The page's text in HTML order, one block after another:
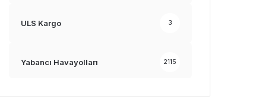
ULS Kargo 3
Yabancı Havayolları 2115